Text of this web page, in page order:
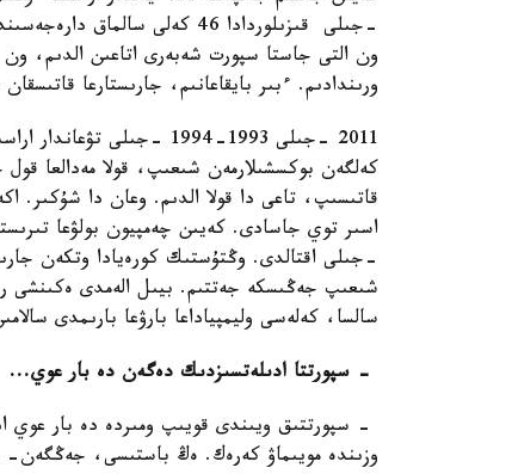
-جىلى قىزىلوردادا 46 كەلى
ون التى جاستا سپورت شەبەرى اتاعىن الدىم،
ورىندادىم. ءبىر بايقاعانىم، جارىستارعا
2011 -جىلى 1993-1994 -
قاتىسىپ، تاعى دا قولا الدىم. وعان دا
-جىلى اقتالدى. وڭتۇستىك كورەيادا وتكەن
شىعىپ جەڭىسكە جەتتىم. بيىل الەمدى ەكىنشى
سالسا، كەلەسى وليمپياداعا بارۋعا بارىمدى
- سپورتتا ادىلەتسىزدىك دەگەن دە بار عوي...
- سپورتتىق ويىندى قويىپ ومىردە دە بار عوي
وزىندە مويىماۋ كەرەك. ەڭ باستىسى، جەڭگەن-